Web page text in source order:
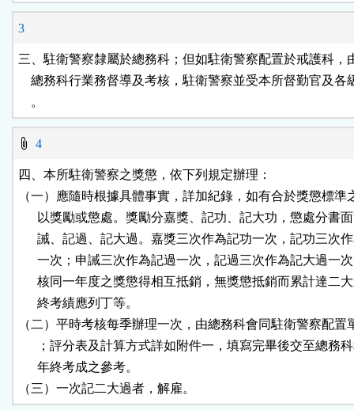
3
三、駐衛警察隸屬於總務科；但如駐衛警察配置於戒護科，
總務科行業務督導及考核，駐衛警察並受本所督勤官及各
    。
4
四、本所駐衛警察之獎懲，依下列規定辦理：
（一）應隨時根據具體事實，詳加紀錄，如有合於獎懲標準
以獎勵或懲處。獎勵分嘉獎、記功、記大功，懲處分書
誡、記過、記大過。嘉獎三次作為記功一次，記功三次
一次；申誡三次作為記過一次，記過三次作為記大過一
核同一年度之獎懲得相互抵銷，無獎懲抵銷而累計達二
      終考績應列丁等。
（二）平時考核每季辦理一次，由總務科會同駐衛警察配置
；評分表及計算方式詳如附件一，填寫完畢後交至總務
      年終考成之參考。
（三）一次記二大過者，解雇。